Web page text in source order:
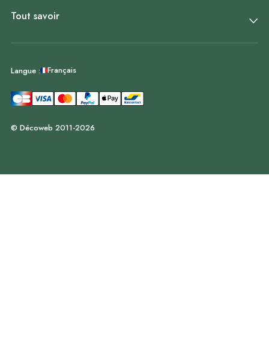
Tout savoir
Langue : Français
© Décoweb 2011-2026